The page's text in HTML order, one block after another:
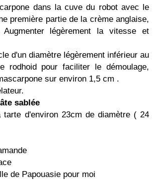
dans la cuve du robot avec le
première partie de la crème anglaise,
légèrement la vitesse et
d'un diamètre légèrement inférieur au
rodhoid pour faciliter le démoulage,
sur environ 1,5 cm .
sablée
tarte d'environ 23cm de diamètre ( 24
de Papouasie pour moi